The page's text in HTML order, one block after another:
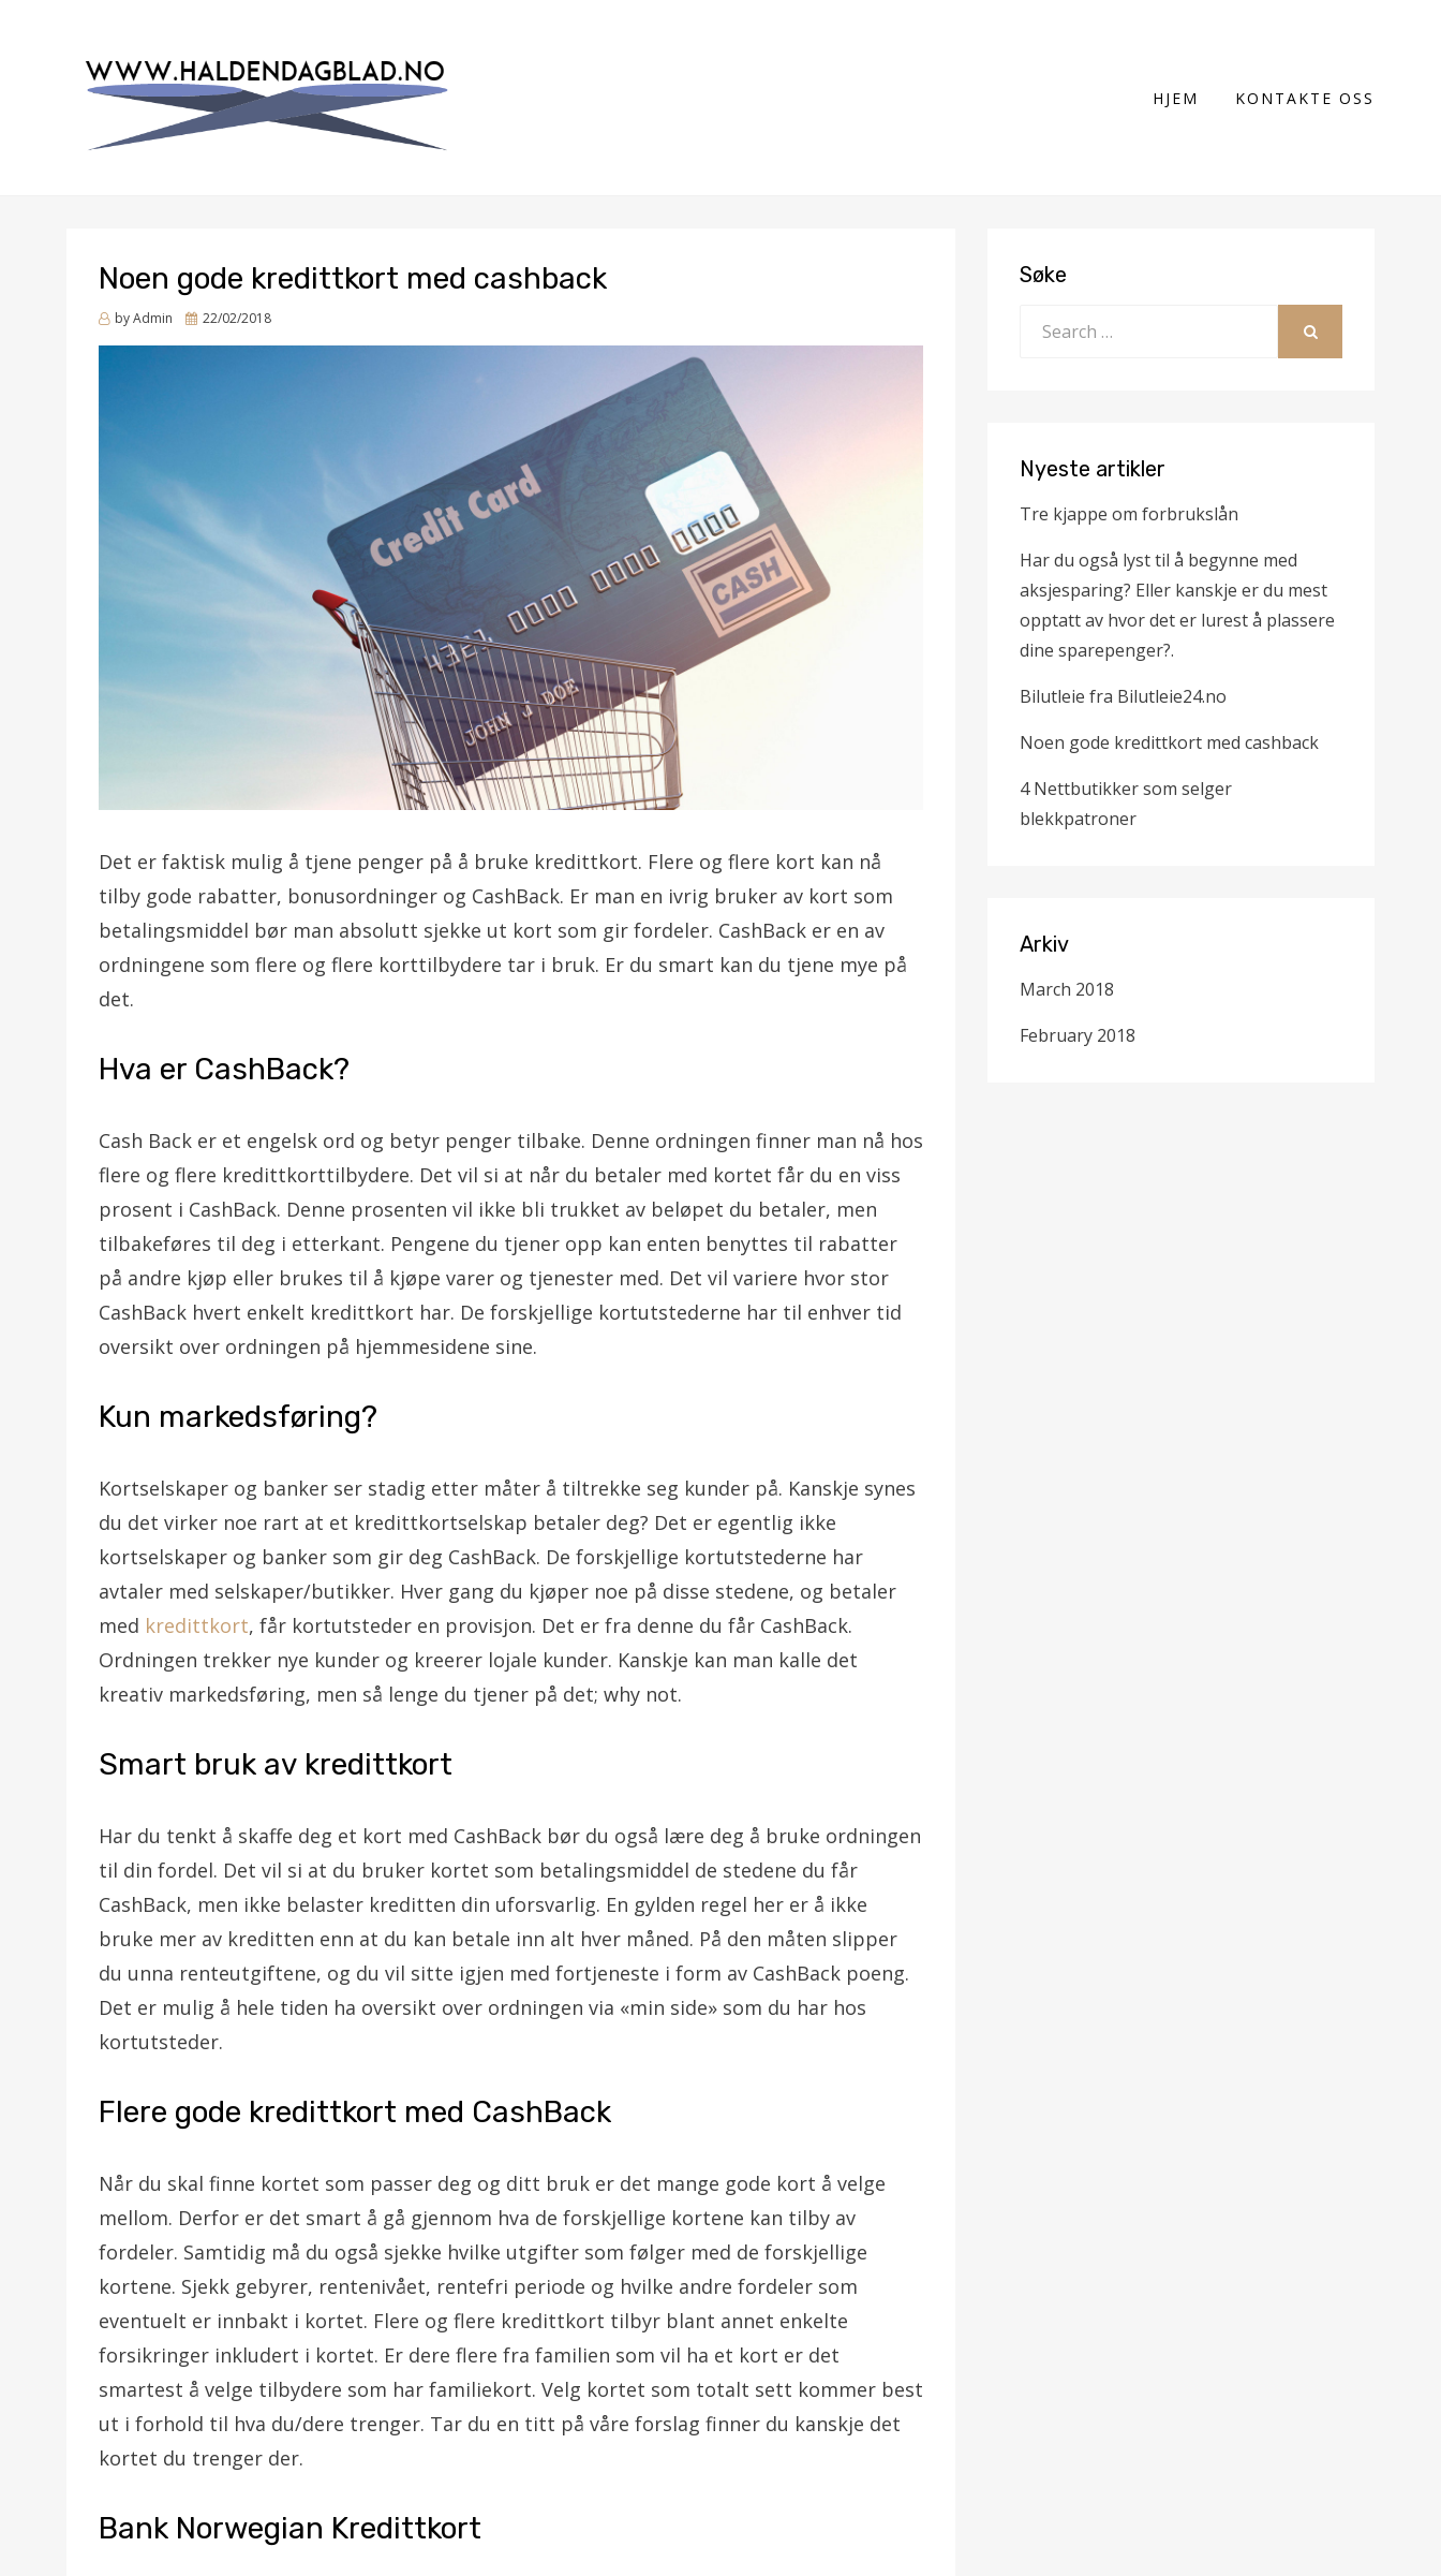
HJEM KONTAKTE OSS
Noen gode kredittkort med cashback
byAdmin
Posted
22/02/2018
Det er faktisk mulig å tjene penger på å bruke kredittkort. Flere og flere kort kan nå
tilby gode rabatter, bonusordninger og CashBack. Er man en ivrig bruker av kort som
betalingsmiddel bør man absolutt sjekke ut kort som gir fordeler. CashBack er en av
ordningene som flere og flere korttilbydere tar i bruk. Er du smart kan du tjene mye på
det.
Hva er CashBack?
Cash Back er et engelsk ord og betyr penger tilbake. Denne ordningen finner man nå hos
flere og flere kredittkorttilbydere. Det vil si at når du betaler med kortet får du en viss
prosent i CashBack. Denne prosenten vil ikke bli trukket av beløpet du betaler, men
tilbakeføres til deg i etterkant. Pengene du tjener opp kan enten benyttes til rabatter
på andre kjøp eller brukes til å kjøpe varer og tjenester med. Det vil variere hvor stor
CashBack hvert enkelt kredittkort har. De forskjellige kortutstederne har til enhver tid
oversikt over ordningen på hjemmesidene sine.
Kun markedsføring?
Kortselskaper og banker ser stadig etter måter å tiltrekke seg kunder på. Kanskje synes
du det virker noe rart at et kredittkortselskap betaler deg? Det er egentlig ikke
kortselskaper og banker som gir deg CashBack. De forskjellige kortutstederne har
avtaler med selskaper/butikker. Hver gang du kjøper noe på disse stedene, og betaler
med kredittkort, får kortutsteder en provisjon. Det er fra denne du får CashBack.
Ordningen trekker nye kunder og kreerer lojale kunder. Kanskje kan man kalle det
kreativ markedsføring, men så lenge du tjener på det; why not.
Smart bruk av kredittkort
Har du tenkt å skaffe deg et kort med CashBack bør du også lære deg å bruke ordningen
til din fordel. Det vil si at du bruker kortet som betalingsmiddel de stedene du får
CashBack, men ikke belaster kreditten din uforsvarlig. En gylden regel her er å ikke
bruke mer av kreditten enn at du kan betale inn alt hver måned. På den måten slipper
du unna renteutgiftene, og du vil sitte igjen med fortjeneste i form av CashBack poeng.
Det er mulig å hele tiden ha oversikt over ordningen via «min side» som du har hos
kortutsteder.
Flere gode kredittkort med CashBack
Når du skal finne kortet som passer deg og ditt bruk er det mange gode kort å velge
mellom. Derfor er det smart å gå gjennom hva de forskjellige kortene kan tilby av
fordeler. Samtidig må du også sjekke hvilke utgifter som følger med de forskjellige
kortene. Sjekk gebyrer, rentenivået, rentefri periode og hvilke andre fordeler som
eventuelt er innbakt i kortet. Flere og flere kredittkort tilbyr blant annet enkelte
forsikringer inkludert i kortet. Er dere flere fra familien som vil ha et kort er det
smartest å velge tilbydere som har familiekort. Velg kortet som totalt sett kommer best
ut i forhold til hva du/dere trenger. Tar du en titt på våre forslag finner du kanskje det
kortet du trenger der.
Bank Norwegian Kredittkort
Søke
Nyeste artikler
Tre kjappe om forbrukslån
Har du også lyst til å begynne med
aksjesparing? Eller kanskje er du mest
opptatt av hvor det er lurest å plassere
dine sparepenger?.
Bilutleie fra Bilutleie24.no
Noen gode kredittkort med cashback
4 Nettbutikker som selger
blekkpatroner
Arkiv
March 2018
February 2018